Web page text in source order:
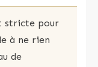
stricte pour
à ne rien
de